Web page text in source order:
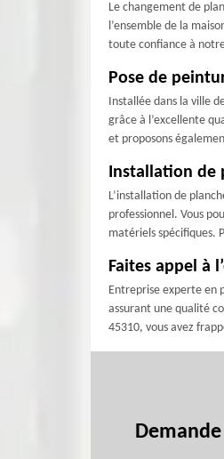
Le changement de
l’ensemble de la
toute confiance à
Pose de
Installée dans la ville
grâce à l’excellente
et proposons
Installation de
L’installation de
professionnel. Vous
matériels spécifiques.
Faites appel à
Entreprise experte en
assurant une qualité
45310, vous avez